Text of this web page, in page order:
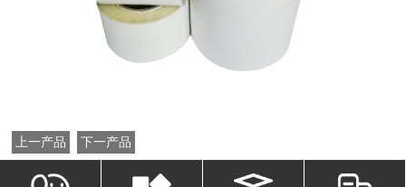
上一产品 下一产品